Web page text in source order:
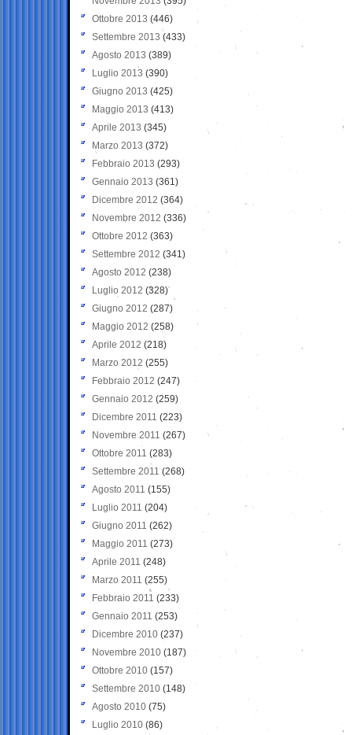
Ottobre 2013 (446)
Settembre 2013 (433)
Agosto 2013 (389)
Luglio 2013 (390)
Giugno 2013 (425)
Maggio 2013 (413)
Aprile 2013 (345)
Marzo 2013 (372)
Febbraio 2013 (293)
Gennaio 2013 (361)
Dicembre 2012 (364)
Novembre 2012 (336)
Ottobre 2012 (363)
Settembre 2012 (341)
Agosto 2012 (238)
Luglio 2012 (328)
Giugno 2012 (287)
Maggio 2012 (258)
Aprile 2012 (218)
Marzo 2012 (255)
Febbraio 2012 (247)
Gennaio 2012 (259)
Dicembre 2011 (223)
Novembre 2011 (267)
Ottobre 2011 (283)
Settembre 2011 (268)
Agosto 2011 (155)
Luglio 2011 (204)
Giugno 2011 (262)
Maggio 2011 (273)
Aprile 2011 (248)
Marzo 2011 (255)
Febbraio 2011 (233)
Gennaio 2011 (253)
Dicembre 2010 (237)
Novembre 2010 (187)
Ottobre 2010 (157)
Settembre 2010 (148)
Agosto 2010 (75)
Luglio 2010 (86)